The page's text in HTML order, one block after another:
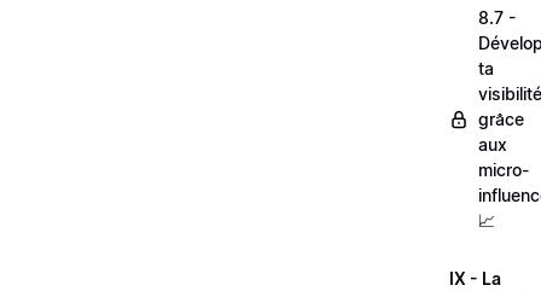
8.7 -
ta
visibilité
grâce
aux
micro-
📈
IX - La